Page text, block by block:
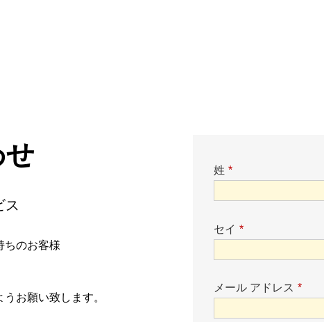
せ
ス
ちのお客様
お願い致します。
*
姓
*
セイ
*
メール アドレス